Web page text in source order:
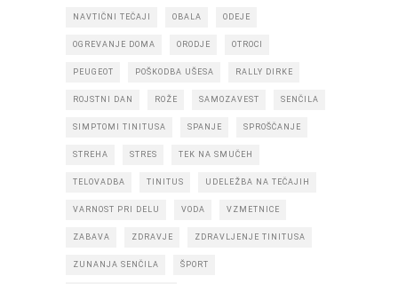
NAVTIČNI TEČAJI OBALA ODEJE
OGREVANJE DOMA ORODJE OTROCI
PEUGEOT POŠKODBA UŠESA RALLY DIRKE
ROJSTNI DAN ROŽE SAMOZAVEST SENČILA
SIMPTOMI TINITUSA SPANJE SPROŠČANJE
STREHA STRES TEK NA SMUČEH
TELOVADBA TINITUS UDELEŽBA NA TEČAJIH
VARNOST PRI DELU VODA VZMETNICE
ZABAVA ZDRAVJE ZDRAVLJENJE TINITUSA
ZUNANJA SENČILA ŠPORT